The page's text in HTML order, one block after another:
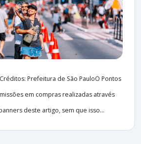
Prefeitura de São PauloO Pontos
em compras realizadas através
deste artigo, sem que isso...